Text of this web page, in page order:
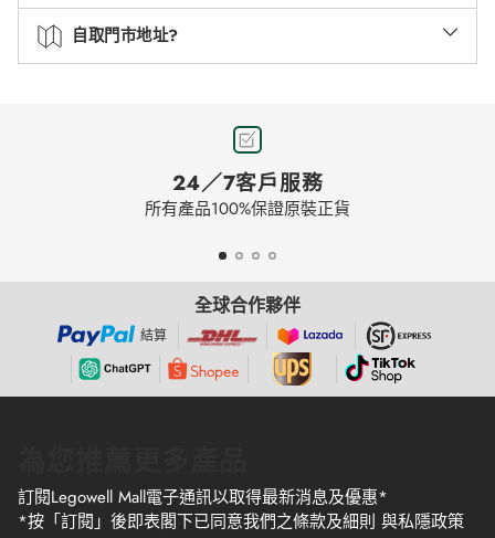
自取門市地址?
24／7客戶服務
所有產品100%保證原裝正貨
全球合作夥伴
結算
訂閱Legowell Mall電子通訊以取得最新消息及優惠*
*按「訂閱」後即表閣下已同意我們之條款及細則 與私隱政策